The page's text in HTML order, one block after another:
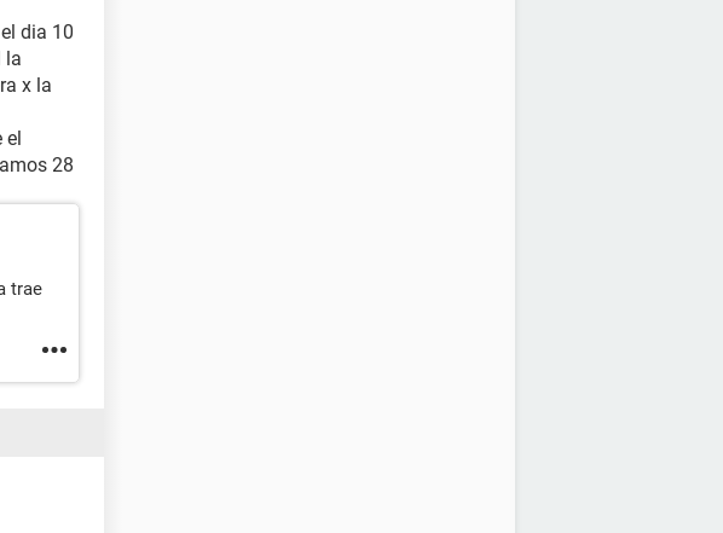
dia 10
la
x la
el
28
trae